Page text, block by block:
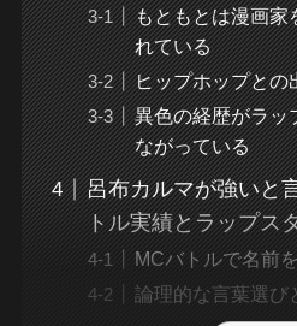
もともとは漫画家
れている
ヒップホップとの
異色の経歴がラッ
ながっている
呂布カルマが強いと
トル実績とラップス
MCバトルで名前
論理的な言葉選び